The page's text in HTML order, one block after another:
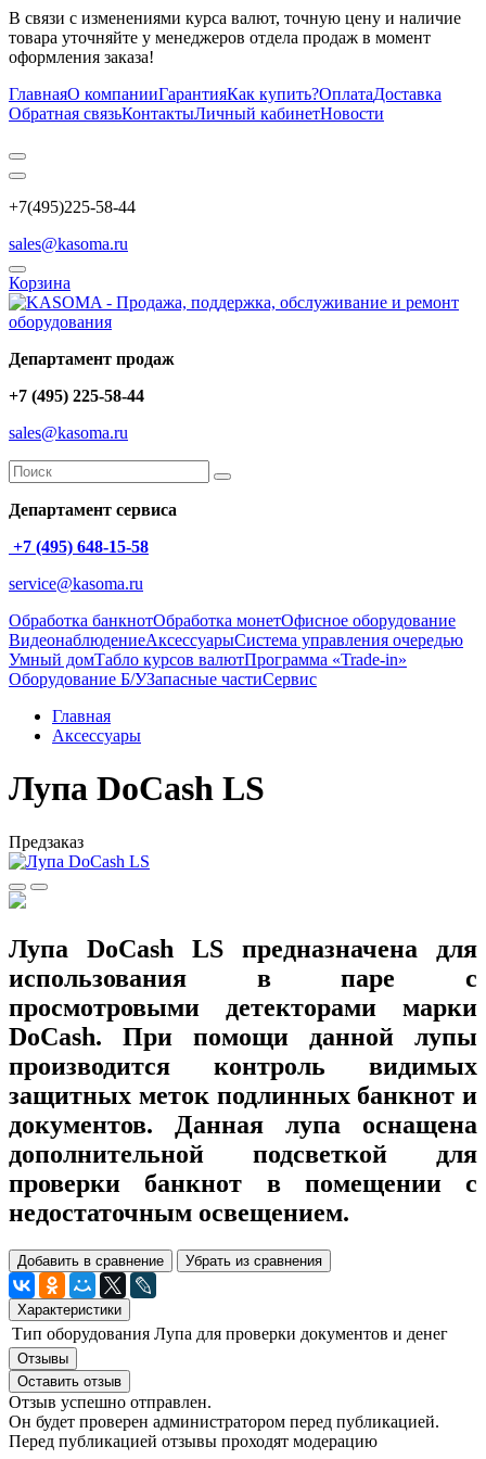
В связи с изменениями курса валют, точную цену и наличие
товара уточняйте у менеджеров отдела продаж в момент
оформления заказа!
ГлавнаяО компанииГарантияКак купить?ОплатаДоставка
Обратная связьКонтактыЛичный кабинетНовости
+7(495)225-58-44
sales@kasoma.ru
Корзина
Департамент продаж
+7 (495) 225-58-44
sales@kasoma.ru
Департамент сервиса
+7 (495) 648-15-58
service@kasoma.ru
Обработка банкнотОбработка монетОфисное оборудование
ВидеонаблюдениеАксессуарыСистема управления очередью
Умный домТабло курсов валютПрограмма «Trade-in»
Оборудование Б/УЗапасные частиСервис
Главная
Аксессуары
Лупа DoCash LS
Предзаказ
Лупа DoCash LS предназначена для
использования в паре с
просмотровыми детекторами марки
DoCash. При помощи данной лупы
производится контроль видимых
защитных меток подлинных банкнот и
документов. Данная лупа оснащена
дополнительной подсветкой для
проверки банкнот в помещении с
недостаточным освещением.
Добавить в сравнение Убрать из сравнения
Характеристики
Тип оборудования Лупа для проверки документов и денег
Отзывы
Оставить отзыв
Отзыв успешно отправлен.
Он будет проверен администратором перед публикацией.
Перед публикацией отзывы проходят модерацию